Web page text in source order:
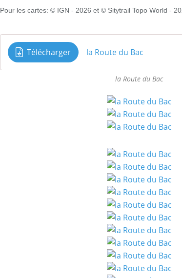
Pour les cartes: © IGN - 2026 et © Sitytrail Topo World -
Télécharger la Route du Bac
la Route du Bac